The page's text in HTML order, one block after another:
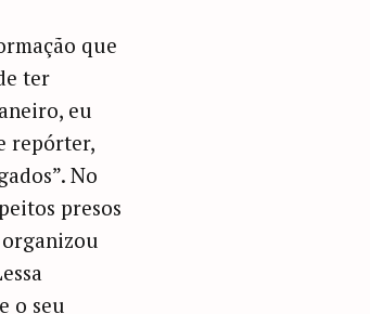
que
ter
eu
repórter,
No
presos
o seu